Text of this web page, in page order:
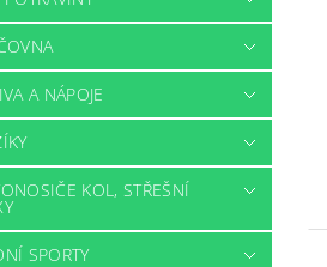
A NÁPOJE
KOL, STŘEŠNÍ
SPORTY